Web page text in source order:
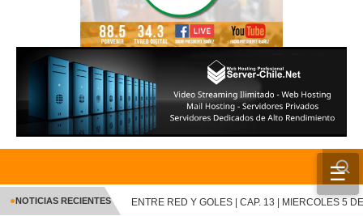
☰
INICIO
●NOTICIAS RECIENTES ENTRE RED Y GOLES | CAP. 13 | MIERCOLES 5 DE